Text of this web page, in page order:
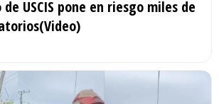
USCIS pone en riesgo miles de